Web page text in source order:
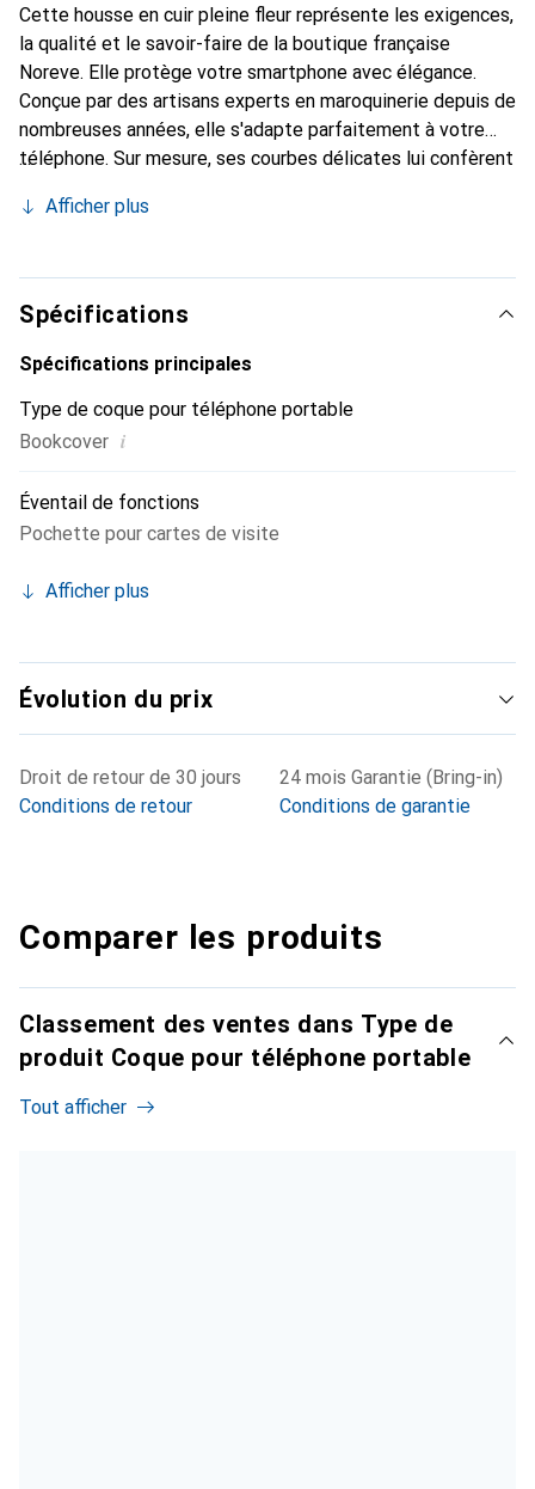
Cette housse en cuir pleine fleur représente les exigences,
la qualité et le savoir-faire de la boutique française
Noreve. Elle protège votre smartphone avec élégance.
Conçue par des artisans experts en maroquinerie depuis de
nombreuses années, elle s'adapte parfaitement à votre
téléphone. Sur mesure, ses courbes délicates lui confèrent
chic et indispensable pour votre smartphone. Reconnaître
marque Noreve est un choix sûr pour une clientèle
exigeante.
Afficher plus
Spécifications
Spécifications principales
Type de coque pour téléphone portable
Bookcover i
Éventail de fonctions
Pochette pour cartes de visite
Afficher plus
Évolution du prix
Droit de retour de 30 jours
Conditions de retour
24 mois Garantie (Bring-in)
Conditions de garantie
Comparer les produits
Classement des ventes dans Type de
produit Coque pour téléphone portable
Tout afficher